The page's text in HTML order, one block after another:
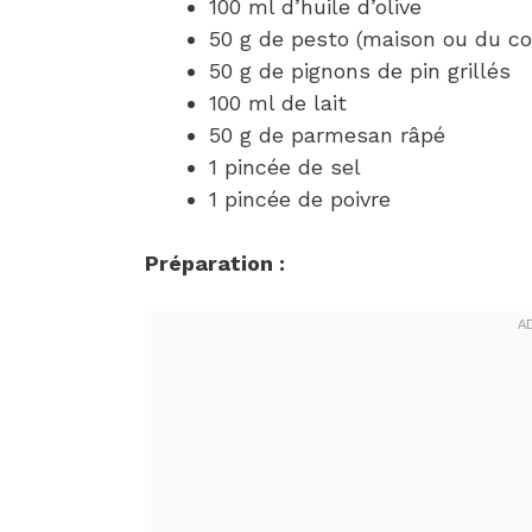
100 ml d’huile d’olive
50 g de pesto (maison ou du
50 g de pignons de pin grillés
100 ml de lait
50 g de parmesan râpé
1 pincée de sel
1 pincée de poivre
Préparation :